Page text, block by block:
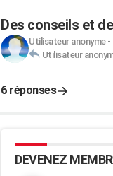
Des conseils et
Utilisateur anonyme-
Utilisateur
6 réponses
DEVENEZ